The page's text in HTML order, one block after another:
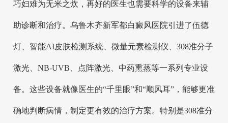
巧妇难为无米之炊，再好的医生也需要科学的设备来辅
助诊断和治疗。乌鲁木齐新军都白癜风医院引进了伍德
灯、智能AI皮肤检测系统、微量元素检测仪、308准分子
激光、NB-UVB、点阵激光、中药熏蒸等一系列专业设
备。这些设备就像医生的“千里眼”和“顺风耳”，能够更准
确地判断病情，制定更有效的治疗方案。特别是308准分